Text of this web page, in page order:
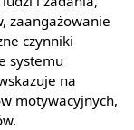
zaangażowanie
czynniki
systemu
na
motywacyjnych,